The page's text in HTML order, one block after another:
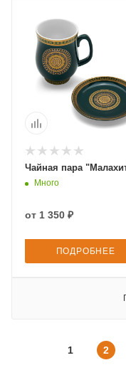
Чайная пара
Много
от 1 350 ₽
ПОДРОБНЕЕ
1 2